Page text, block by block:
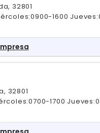
32801
1600
32801
1700